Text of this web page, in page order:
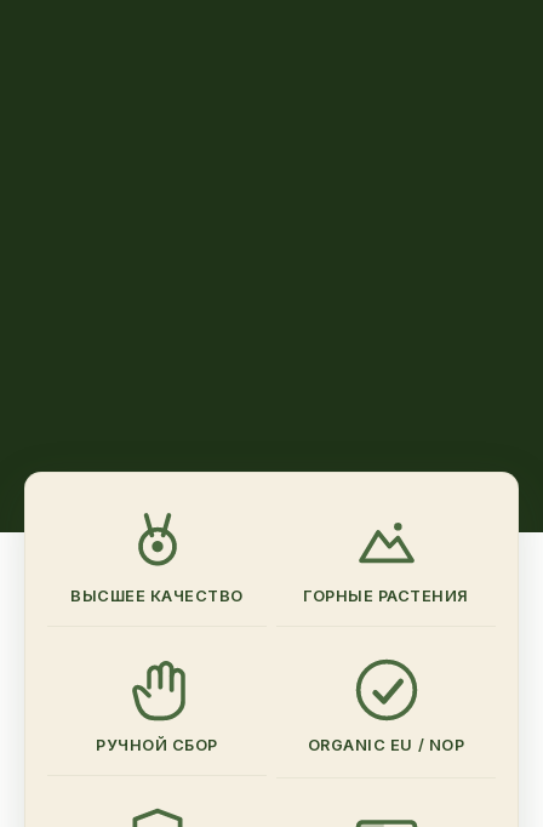
ВЫСШЕЕ КАЧЕСТВО ГОРНЫЕ РАСТЕНИЯ
РУЧНОЙ СБОР ORGANIC EU / NOP